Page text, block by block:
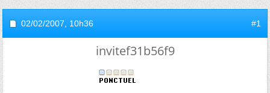
02/02/2007, 10h36 #1
invitef31b56f9